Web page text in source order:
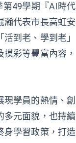
49學期『AI時代
瀚代表市長高虹安
到老、學到老」
彩等豐富內容，
學員的熱情、創
多元面貌，也持續
身學習政策，打造